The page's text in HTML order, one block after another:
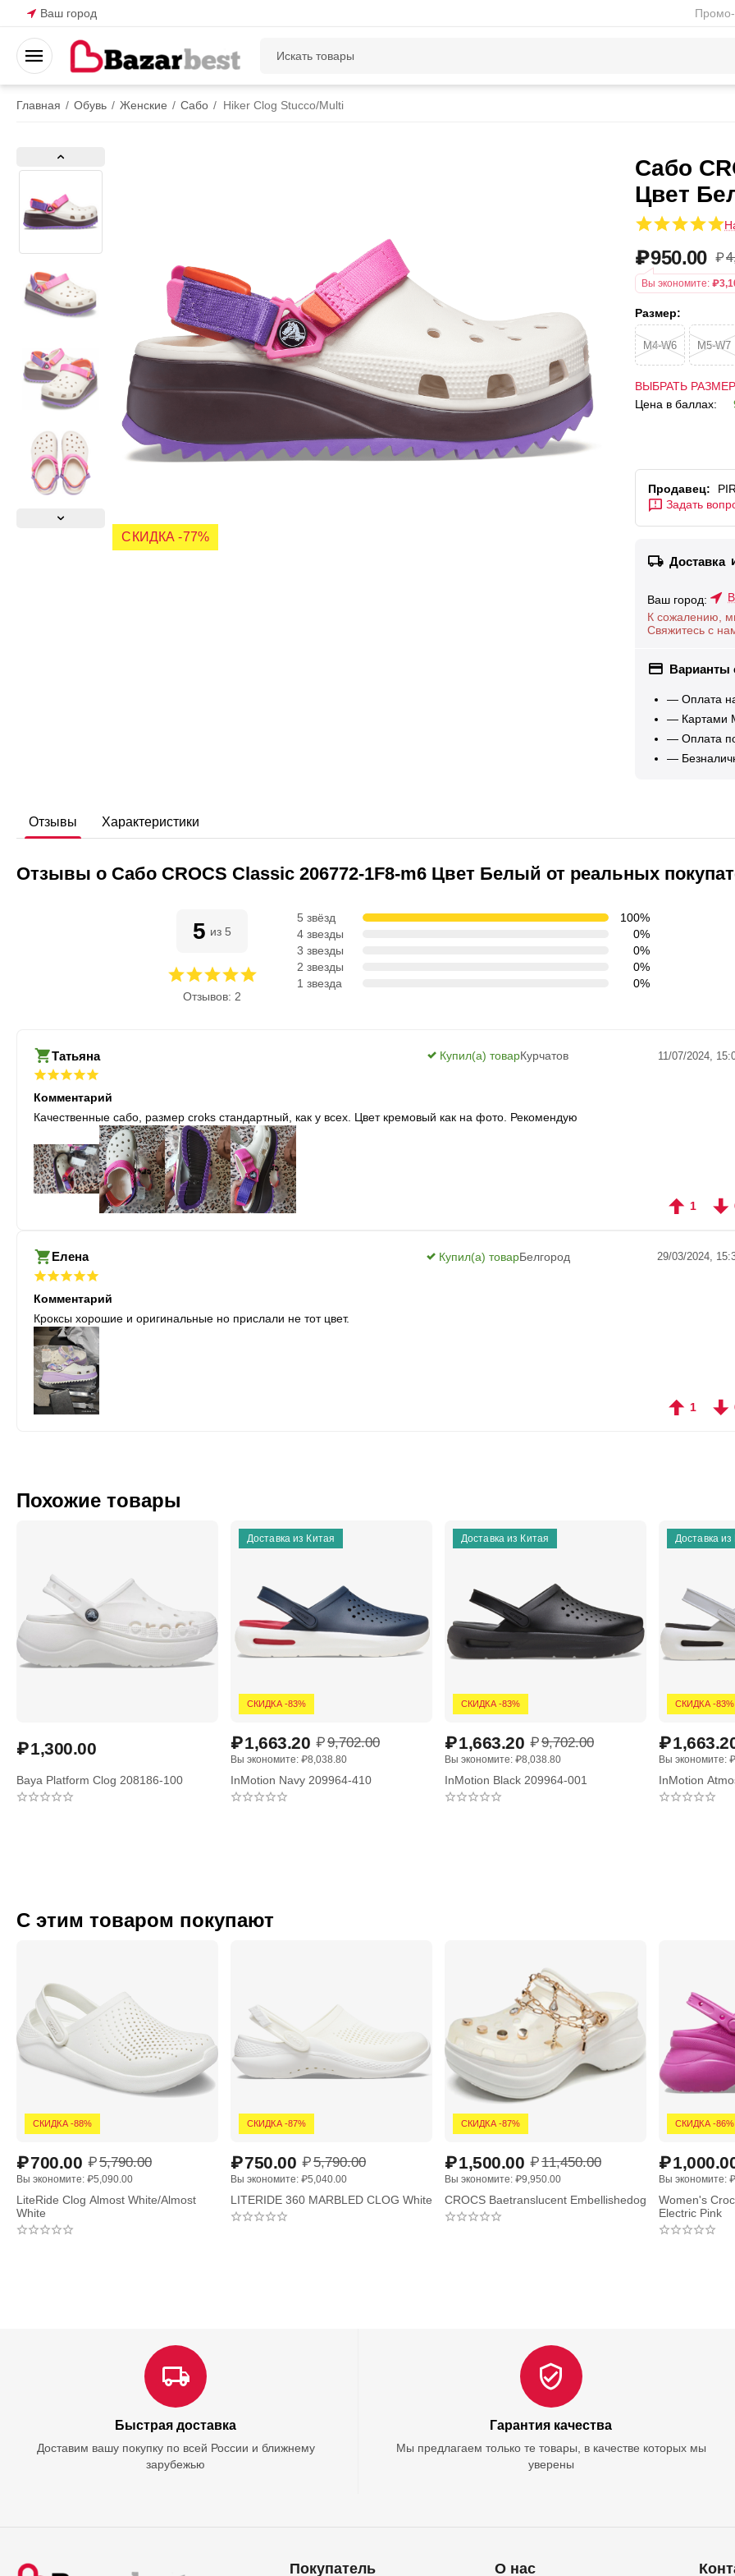
Ваш город
Главная / Обувь / Женские / Сабо / Hiker Clog Stucco/Multi
Сабо
Цвет
₽950.00 ₽
Вы экономите: ₽
Размер:
M4-W6 M5-W7
ВЫБРАТЬ РАЗМЕР
Цена в баллах:
Продавец:
Задать
Доставка
Ваш город:
К сожалению,
Свяжитесь с
Варианты
— Оплата
— Картами
— Оплата
—
Отзывы Характеристики
Отзывы о Сабо CROCS Classic 206772-1F8-m6 Цвет Белый от реальных
5 из 5
Отзывов: 2
5 звёзд
100%
4 звезды
0%
3 звезды
0%
2 звезды
0%
1 звезда
0%
Татьяна Купил(а) товарКурчатов 11/07/2024,
Комментарий
Качественные сабо, размер croks стандартный, как у всех. Цвет кремовый как на фото. Рекомендую
1
Елена Купил(а) товарБелгород 29/03/2024,
Комментарий
Кроксы хорошие и оригинальные но прислали не тот цвет.
1
Похожие товары
₽1,300.00
Baya Platform Clog 208186-100
СКИДКА -83%
Доставка из Китая
₽9,702.00
₽1,663.20
Вы экономите: ₽8,038.80
InMotion Navy 209964-410
СКИДКА -83%
Доставка из Китая
₽9,702.00
₽1,663.20
Вы экономите: ₽8,038.80
InMotion Black 209964-001
СКИДКА -83%
Доставка из
₽
Вы экономите: ₽
InMotion
С этим товаром покупают
СКИДКА -88%
₽5,790.00
₽700.00
Вы экономите: ₽5,090.00
LiteRide Clog Almost White/Almost
White
СКИДКА -87%
₽5,790.00
₽750.00
Вы экономите: ₽5,040.00
LITERIDE 360 MARBLED CLOG White
СКИДКА -87%
₽11,450.00
₽1,500.00
Вы экономите: ₽9,950.00
CROCS Baetranslucent Embellishedog
СКИДКА -86%
₽
Вы экономите: ₽
Women's
Electric Pink
Быстрая доставка
Доставим вашу покупку по всей России и ближнему
зарубежью
Гарантия качества
Мы предлагаем только те товары, в качестве которых мы
уверены
Покупатель О нас